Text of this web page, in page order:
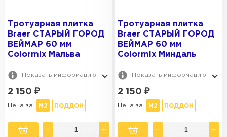
Тротуарная плитка
Braer СТАРЫЙ ГОРОД
ВЕЙМАР 60 мм
Colormix Мальва
Показать информацию
2 150 ₽
Цена за М2 ПОДДОН
Тротуарная плитка
Braer СТАРЫЙ ГОРОД
ВЕЙМАР 60 мм
Colormix Миндаль
Показать информацию
2 150 ₽
Цена за М2 ПОДДОН